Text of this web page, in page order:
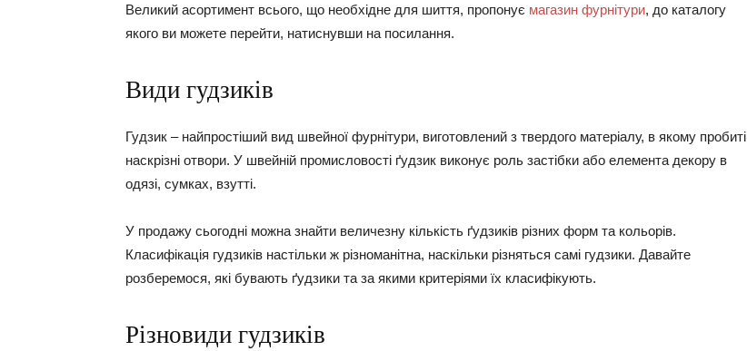
Великий асортимент всього, що необхідне для шиття, пропонує магазин фурнітури, до каталогу
якого ви можете перейти, натиснувши на посилання.
Види гудзиків
Гудзик – найпростіший вид швейної фурнітури, виготовлений з твердого матеріалу, в якому пробиті
наскрізні отвори. У швейній промисловості ґудзик виконує роль застібки або елемента декору в
одязі, сумках, взутті.
У продажу сьогодні можна знайти величезну кількість ґудзиків різних форм та кольорів.
Класифікація гудзиків настільки ж різноманітна, наскільки різняться самі гудзики. Давайте
розберемося, які бувають ґудзики та за якими критеріями їх класифікують.
Різновиди гудзиків